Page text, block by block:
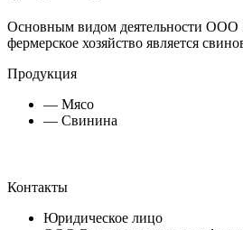
Основным видом деятельности ООО
фермерское хозяйство является
Продукция
— Мясо
— Свинина
Контакты
Юридическое лицо